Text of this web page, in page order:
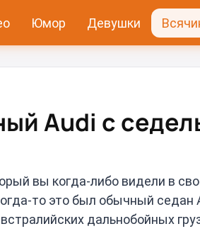
Юмор Девушки
Audi с
вы когда-либо видели в
то это был обычный седан
дальнобойных